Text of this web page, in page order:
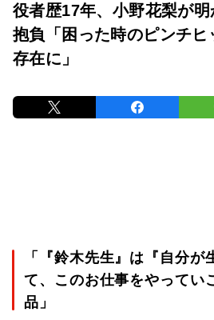
役者歴17年、小野花梨が
抱負「困った時のピンチヒ
存在に」
「『鈴木先生』は『自分が
て、このお仕事をやってい
品」